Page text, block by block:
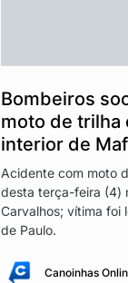
Bombeiros
moto de trilha
interior de
Acidente com moto
desta terça-feira (4)
Carvalhos; vítima foi
de Paulo.
Canoinhas